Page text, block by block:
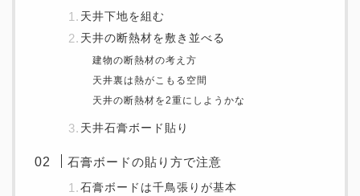
天井下地を組む
天井の断熱材を敷き並べる
建物の断熱材の考え方
天井裏は熱がこもる空間
天井の断熱材を2重にしようかな
天井石膏ボード貼り
石膏ボードの貼り方で注意
石膏ボードは千鳥張りが基本